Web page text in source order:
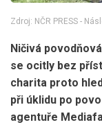
Zdroj: NČR PRESS -
Ničivá
se ocitly bez
charita proto
při úklidu po
agentuře